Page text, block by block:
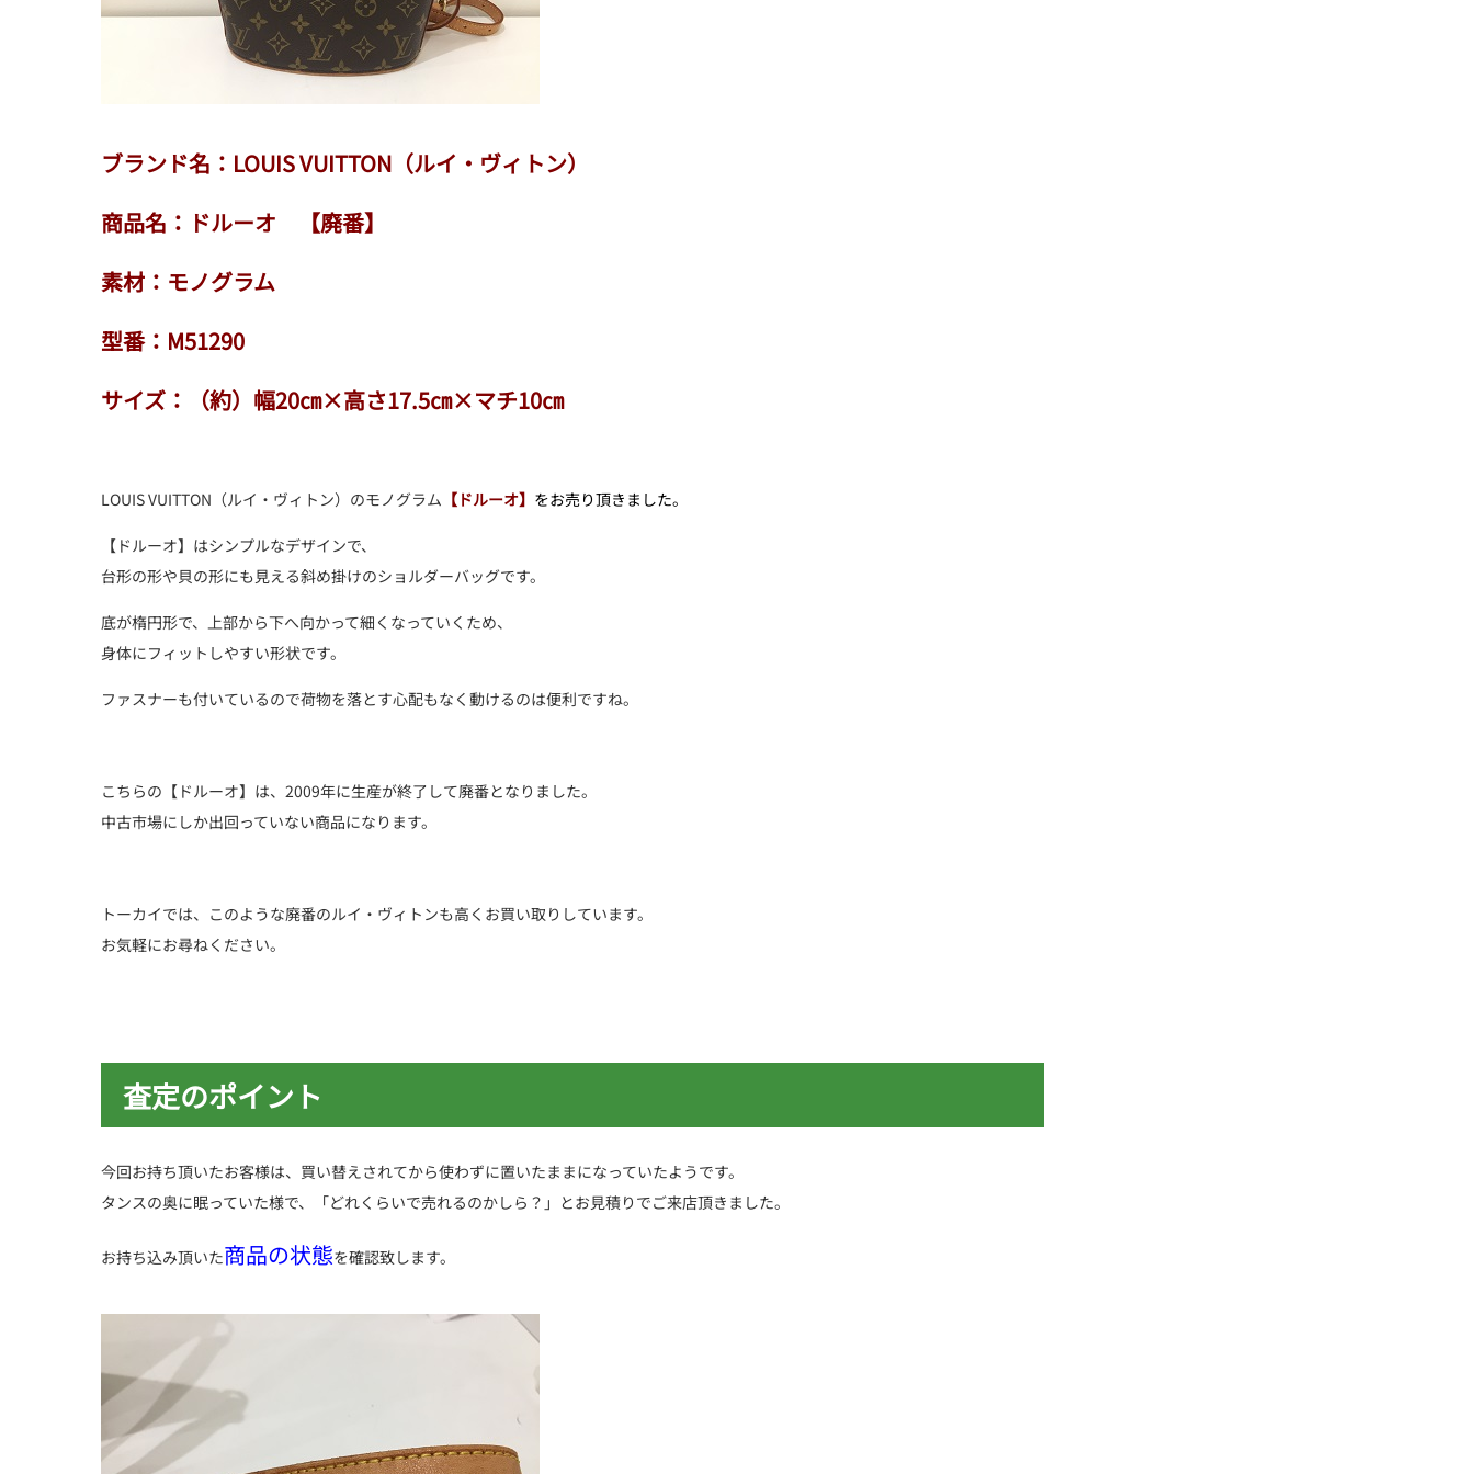
ブランド名：LOUIS VUITTON（ルイ・ヴィトン）
商品名：ドルーオ 【廃番】
素材：モノグラム
型番：M51290
サイズ：（約）幅20㎝×高さ17.5㎝×マチ10㎝
LOUIS VUITTON（ルイ・ヴィトン）のモノグラム 【ドルーオ】 をお売り頂きました。
【ドルーオ】はシンプルなデザインで、
台形の形や貝の形にも見える斜め掛けのショルダーバッグです。
底が楕円形で、上部から下へ向かって細くなっていくため、
身体にフィットしやすい形状です。
ファスナーも付いているので荷物を落とす心配もなく動けるのは便利ですね。
こちらの【ドルーオ】は、2009年に生産が終了して廃番となりました。
中古市場にしか出回っていない商品になります。
トーカイでは、このような廃番のルイ・ヴィトンも高くお買い取りしています。
お気軽にお尋ねください。
査定のポイント
今回お持ち頂いたお客様は、買い替えされてから使わずに置いたままになっていたようです。
タンスの奥に眠っていた様で、「どれくらいで売れるのかしら？」とお見積りでご来店頂きました。
お持ち込み頂いた商品の状態を確認致します。